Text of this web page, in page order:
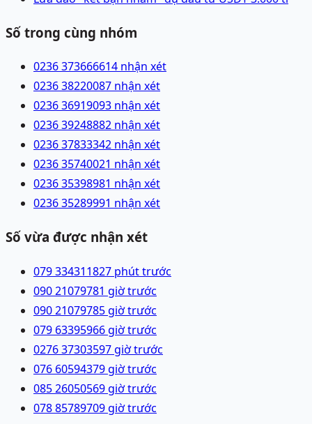
Số trong cùng nhóm
0236 373666614 nhận xét
0236 38220087 nhận xét
0236 36919093 nhận xét
0236 39248882 nhận xét
0236 37833342 nhận xét
0236 35740021 nhận xét
0236 35398981 nhận xét
0236 35289991 nhận xét
Số vừa được nhận xét
079 334311827 phút trước
090 21079781 giờ trước
090 21079785 giờ trước
079 63395966 giờ trước
0276 37303597 giờ trước
076 60594379 giờ trước
085 26050569 giờ trước
078 85789709 giờ trước